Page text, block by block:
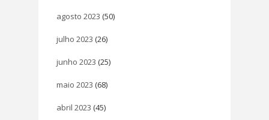
agosto 2023 (50)
julho 2023 (26)
junho 2023 (25)
maio 2023 (68)
abril 2023 (45)